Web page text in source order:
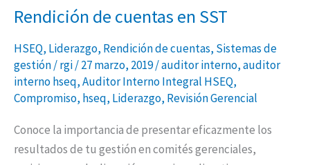
Rendición de cuentas en SST
HSEQ, Liderazgo, Rendición de cuentas, Sistemas de
gestión/rgi/27 marzo, 2019/auditor interno,auditor
interno hseq,Auditor Interno Integral HSEQ,
Compromiso, hseq, Liderazgo, Revisión Gerencial
Conoce la importancia de presentar eficazmente los
resultados de tu gestión en comités gerenciales,